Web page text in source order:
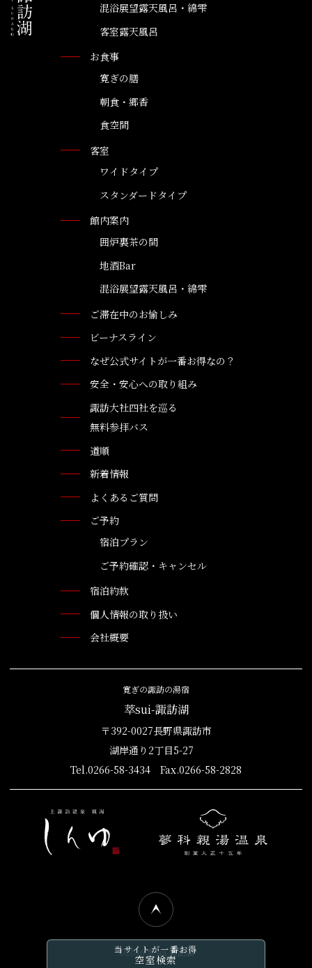
混浴展望露天風呂・綿雫
客室露天風呂
お食事
寛ぎの膳
朝食・郷香
食空間
客室
ワイドタイプ
スタンダードタイプ
館内案内
囲炉裏茶の間
地酒Bar
混浴展望露天風呂・綿雫
ご滞在中のお愉しみ
ビーナスライン
なぜ公式サイトが一番お得なの？
安全・安心への取り組み
諏訪大社四社を巡る
無料参拝バス
道順
新着情報
よくあるご質問
ご予約
宿泊プラン
ご予約確認・キャンセル
宿泊約款
個人情報の取り扱い
会社概要
寛ぎの諏訪の湯宿
萃sui-諏訪湖
〒392-0027長野県諏訪市
湖岸通り2丁目5-27
Tel.0266-58-3434 Fax.0266-58-2828
©2016 萃sui-諏訪湖
当サイトが一番お得
空室検索